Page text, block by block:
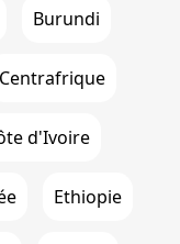
Burundi
Centrafrique
d'Ivoire
Ethiopie